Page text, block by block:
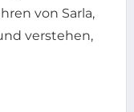
von Sarla,
verstehen,